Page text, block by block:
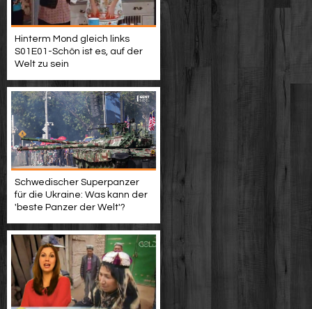
Hinterm Mond gleich links
S01E01-Schön ist es, auf der
Welt zu sein
Schwedischer Superpanzer
für die Ukraine: Was kann der
'beste Panzer der Welt'?